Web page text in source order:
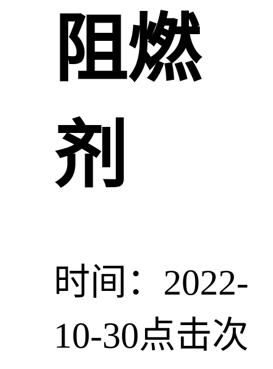
阻燃
剂
时间：2022-
10-30点击次